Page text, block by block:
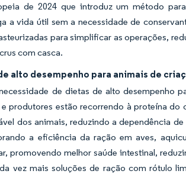
de 2024 que introduz um método
a vida útil sem a necessidade de
para simplificar as operações,
com casca.
alto desempenho para animais de
de dietas de alto desempenho
produtores estão recorrendo à proteína do
dos animais, reduzindo a dependência
a eficiência da ração em aves,
promovendo melhor saúde intestinal,
vez mais soluções de ração com rótulo